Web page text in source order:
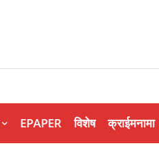
EPAPER विशेष क्राईमनामा